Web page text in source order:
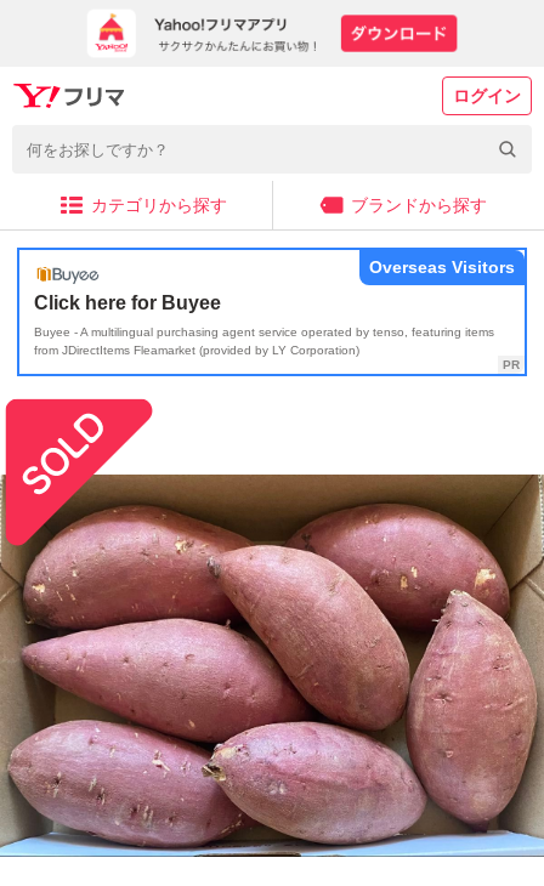
ログイン
カテゴリから探す ブランドから探す
Click here for Buyee
Buyee - A multilingual purchasing agent service operated by tenso, featuring items
from JDirectItems Fleamarket (provided by LY Corporation)
Overseas Visitors